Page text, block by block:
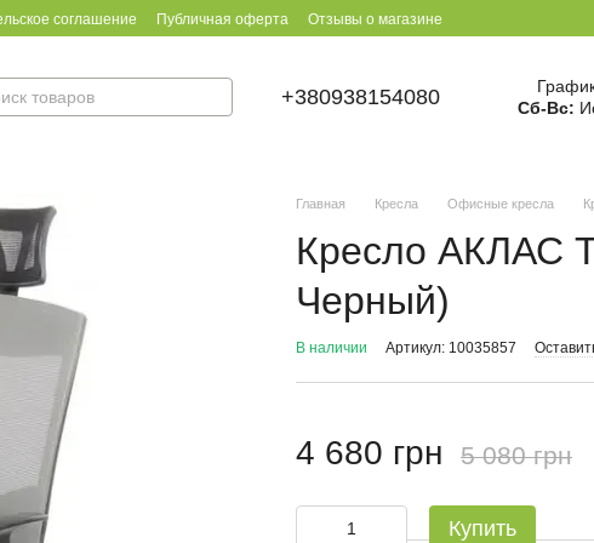
соглашение Публичная оферта Отзывы о магазине
+380938154080
Сб-Вс:
Главная Кресла Офисные кресла
Кресло АКЛАС
Черный)
В наличии Артикул: 10035857
4 680 грн 5 080 грн
Купить